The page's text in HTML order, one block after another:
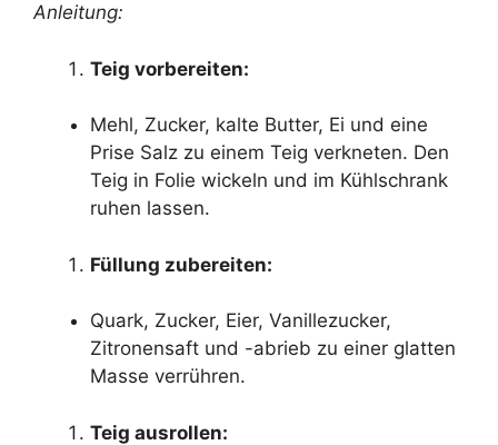
Anleitung:
Teig vorbereiten:
Mehl, Zucker, kalte Butter, Ei und eine
Prise Salz zu einem Teig verkneten. Den
Teig in Folie wickeln und im Kühlschrank
ruhen lassen.
Füllung zubereiten:
Quark, Zucker, Eier, Vanillezucker,
Zitronensaft und -abrieb zu einer glatten
Masse verrühren.
Teig ausrollen: